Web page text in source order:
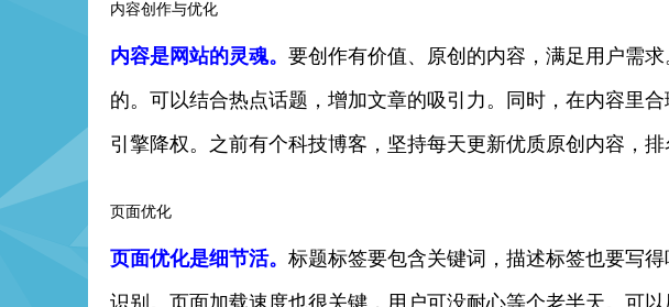
内容创作与优化
内容是网站的灵魂。 要创作有价值、原创的内容，满足用户需
的。可以结合热点话题，增加文章的吸引力。同时，在内容里
引擎降权。之前有个科技博客，坚持每天更新优质原创内容，排
页面优化
页面优化是细节活。 标题标签要包含关键词，描述标签也要写